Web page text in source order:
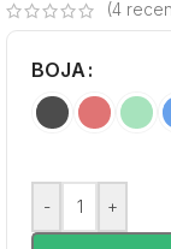
(4
BOJA
- +
Alternative: